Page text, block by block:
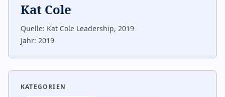
Kat Cole
Quelle: Kat Cole Leadership, 2019
Jahr: 2019
KATEGORIEN